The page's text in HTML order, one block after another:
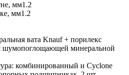
мм1.2
мм1.2
вата Knauf + порилекс
шумопоглощающей минеральной
комбинированный и Cyclone